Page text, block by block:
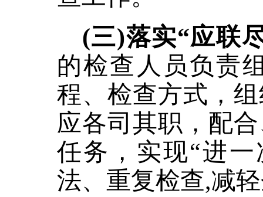
(三)落实“应联
的检查人员负责
程、检查方式，
应各司其职，配
任务，实现“进
法、重复检查,减